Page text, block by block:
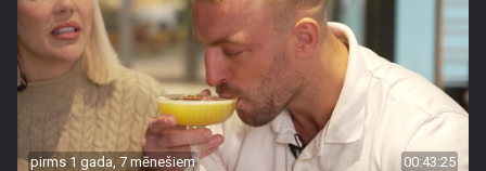
pirms 1 gada, 7 mēnešiem 00:43:25